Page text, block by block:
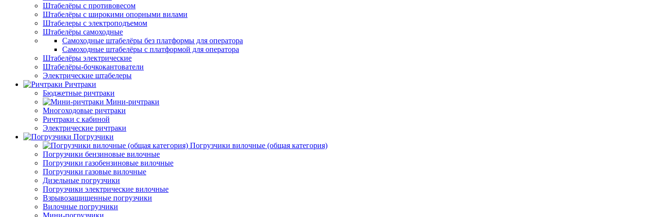
Штабелёры с противовесом
Штабелёры с широкими опорными вилами
Штабелеры с электроподъемом
Штабелёры самоходные
Самоходные штабелёры без платформы для оператора
Самоходные штабелёры с платформой для оператора
Штабелёры электрические
Штабелёры-бочкокантователи
Электрические штабелеры
Ричтраки
Бюджетные ричтраки
Мини-ричтраки
Многоходовые ричтраки
Ричтраки с кабиной
Электрические ричтраки
Погрузчики
Погрузчики вилочные (общая категория)
Погрузчики бензиновые вилочные
Погрузчики газобензиновые вилочные
Погрузчики газовые вилочные
Дизельные погрузчики
Погрузчики электрические вилочные
Взрывозащищенные погрузчики
Вилочные погрузчики
Мини-погрузчики